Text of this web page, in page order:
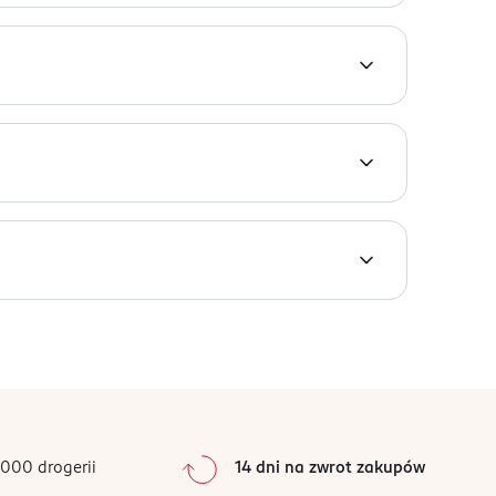
i wyrównuje szorstką strukturę skóry,
wspierając naturalną regenerację skóry.
THERMOPHILUS FERMENT,
MALTODEXTRIN, HYDROGENATED LECITHIN,
drogerii 14 dni na zwrot zakupów